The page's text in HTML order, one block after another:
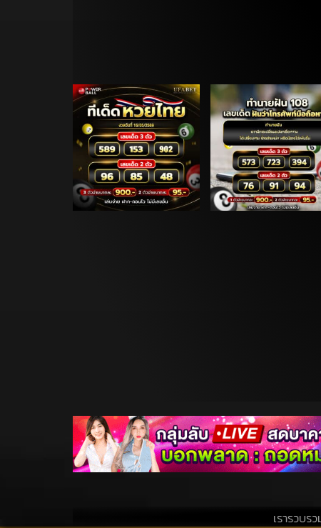
เรารวบรวมสิ่งที่เอื้อป